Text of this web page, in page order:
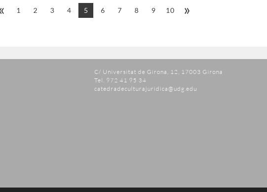
1 2 3 4 5 6 7 8 9 10 »
C/ Universitat de Girona, 12, 17003 Girona
Tel. 972 41 95 34
catedradeculturajuridica@udg.edu